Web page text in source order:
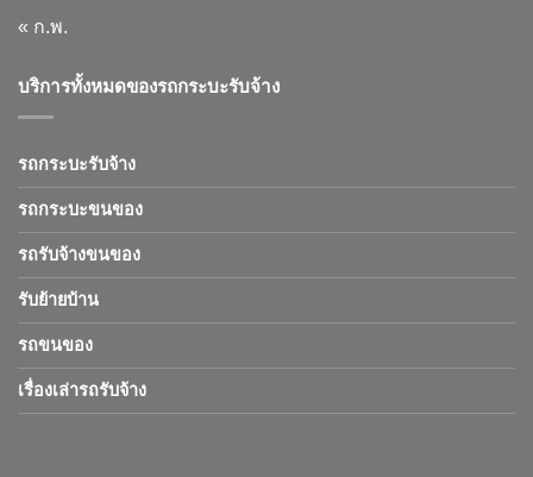
« ก.พ.
บริการทั้งหมดของรถกระบะรับจ้าง
รถกระบะรับจ้าง
รถกระบะขนของ
รถรับจ้างขนของ
รับย้ายบ้าน
รถขนของ
เรื่องเล่ารถรับจ้าง